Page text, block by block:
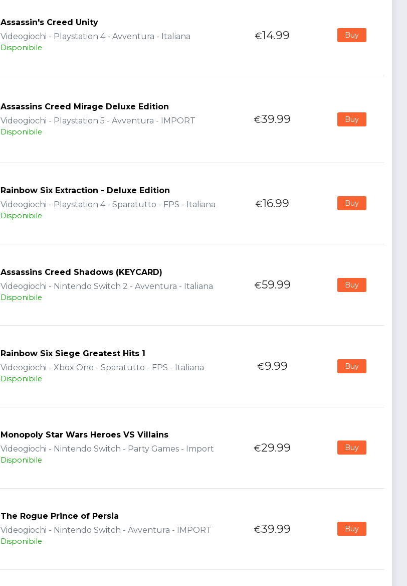
Assassin's Creed Unity
Videogiochi - Playstation 4 - Avventura - Italiana
Disponibile
€14.99 Buy
Assassins Creed Mirage Deluxe Edition
Videogiochi - Playstation 5 - Avventura - IMPORT
Disponibile
€39.99 Buy
Rainbow Six Extraction - Deluxe Edition
Videogiochi - Playstation 4 - Sparatutto - FPS - Italiana
Disponibile
€16.99 Buy
Assassins Creed Shadows (KEYCARD)
Videogiochi - Nintendo Switch 2 - Avventura - Italiana
Disponibile
€59.99 Buy
Rainbow Six Siege Greatest Hits 1
Videogiochi - Xbox One - Sparatutto - FPS - Italiana
Disponibile
€9.99 Buy
Monopoly Star Wars Heroes VS Villains
Videogiochi - Nintendo Switch - Party Games - Import
Disponibile
€29.99 Buy
The Rogue Prince of Persia
Videogiochi - Nintendo Switch - Avventura - IMPORT
Disponibile
€39.99 Buy